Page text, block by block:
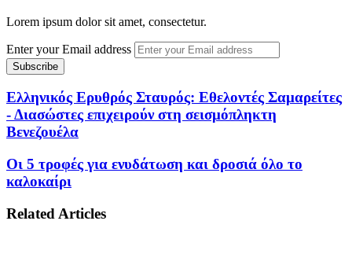
Lorem ipsum dolor sit amet, consectetur.
Enter your Email address
Ελληνικός Ερυθρός Σταυρός: Εθελοντές Σαμαρείτες
- Διασώστες επιχειρούν στη σεισμόπληκτη
Βενεζουέλα
Οι 5 τροφές για ενυδάτωση και δροσιά όλο το
καλοκαίρι
Related Articles